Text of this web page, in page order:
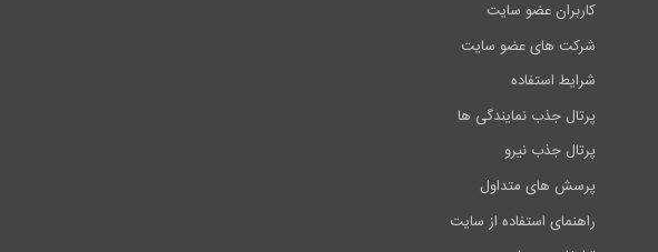
کاربران عضو سایت
شرکت های عضو سایت
شرایط استفاده
پرتال جذب نمایندگی ها
پرتال جذب نیرو
پرسش های متداول
راهنمای استفاده از سایت